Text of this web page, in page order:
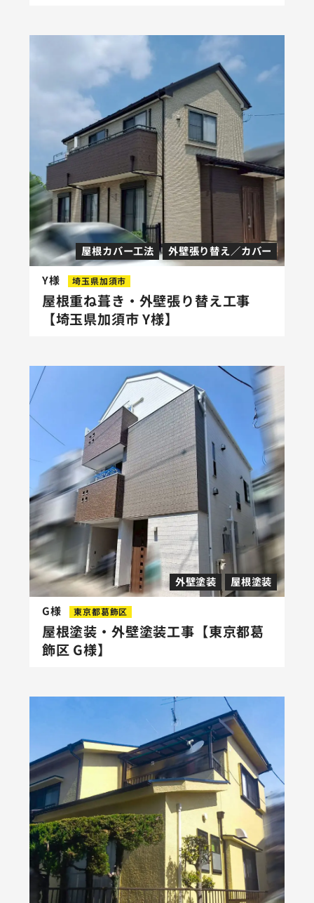
屋根カバー工法 外壁張り替え／カバー
Y様 埼玉県加須市
屋根重ね葺き・外壁張り替え工事
【埼玉県加須市 Y様】
外壁塗装 屋根塗装
G様 東京都葛飾区
屋根塗装・外壁塗装工事【東京都葛
飾区 G様】